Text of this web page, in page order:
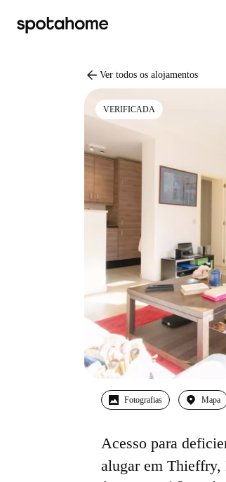
arrow_back Ver todos os alojamentos
VERIFICADA
Fotografias Mapa
Acesso para
alugar em Thieffry,